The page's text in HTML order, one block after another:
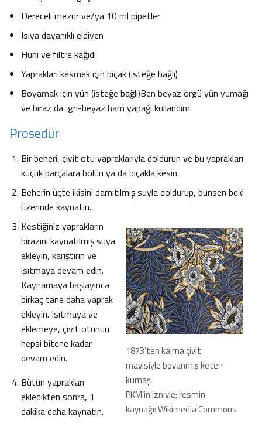
Dereceli mezür ve/ya 10 ml pipetler
Isıya dayanıklı eldiven
Huni ve filtre kağıdı
Yaprakları kesmek için bıçak (isteğe bağlı)
Boyamak için yün (isteğe bağlı)Ben beyaz örgü yün yumağı
ve biraz da gri-beyaz ham yapağı kullandım.
Prosedür
Bir beheri, çivit otu yapraklarıyla doldurun ve bu yaprakları
küçük parçalara bölün ya da bıçakla kesin.
Beherin üçte ikisini damıtılmış suyla doldurup, bunsen beki
üzerinde kaynatın.
1873’ten kalma çivit
mavisiyle boyanmış keten
kumaş
PKM’in izniyle; resmin
kaynağı: Wikimedia Commons
Kestiğiniz yaprakların
birazını kaynatılmış suya
ekleyin, karıştırın ve
ısıtmaya devam edin.
Kaynamaya başlayınca
birkaç tane daha yaprak
ekleyin. Isıtmaya ve
eklemeye, çivit otunun
hepsi bitene kadar
devam edin.
Bütün yaprakları
ekledikten sonra, 1
dakika daha kaynatın.